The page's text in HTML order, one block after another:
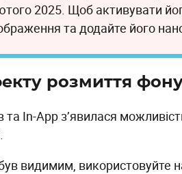
2025. Щоб активувати
та додайте його
розмиття
та In-App з’явилася
видимим, використовуйте